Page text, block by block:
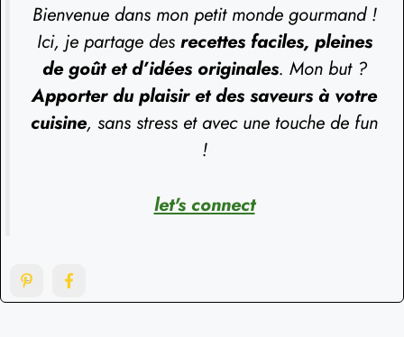
Bienvenue dans mon petit monde gourmand !
Ici, je partage des recettes faciles, pleines
de goût et d’idées originales. Mon but ?
Apporter du plaisir et des saveurs à votre
cuisine, sans stress et avec une touche de fun
!
let's connect